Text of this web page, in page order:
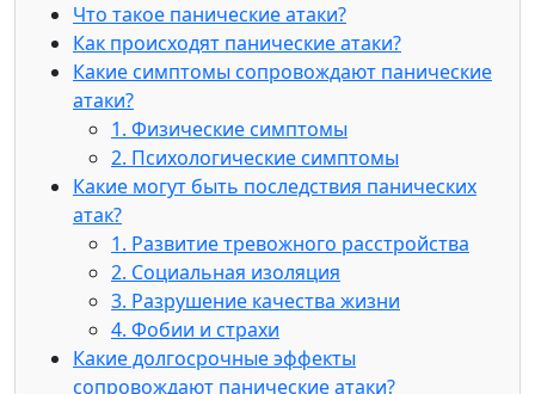
Что такое панические атаки?
Как происходят панические атаки?
Какие симптомы сопровождают панические
атаки?
1. Физические симптомы
2. Психологические симптомы
Какие могут быть последствия панических
атак?
1. Развитие тревожного расстройства
2. Социальная изоляция
3. Разрушение качества жизни
4. Фобии и страхи
Какие долгосрочные эффекты
сопровождают панические атаки?